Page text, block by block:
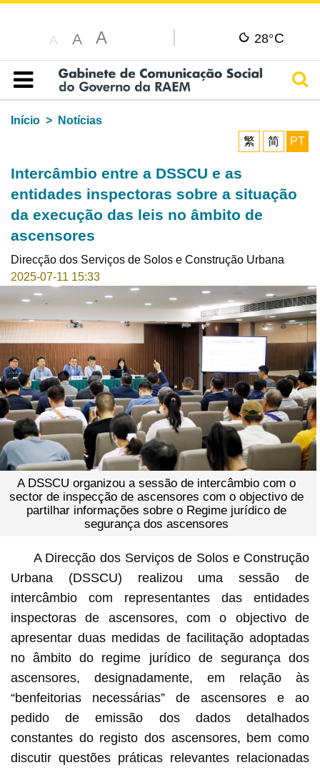
A A A 28°C
Índice
Início
Notícias
繁
简 PT
Intercâmbio entre a DSSCU e as
entidades inspectoras sobre a situação
da execução das leis no âmbito de
ascensores
Direcção dos Serviços de Solos e Construção Urbana
2025-07-11 15:33
A DSSCU organizou a sessão de intercâmbio com o
sector de inspecção de ascensores com o objectivo de
partilhar informações sobre o Regime jurídico de
segurança dos ascensores
A Direcção dos Serviços de Solos e Construção
Urbana (DSSCU) realizou uma sessão de
intercâmbio com representantes das entidades
inspectoras de ascensores, com o objectivo de
apresentar duas medidas de facilitação adoptadas
no âmbito do regime jurídico de segurança dos
ascensores, designadamente, em relação às
“benfeitorias necessárias” de ascensores e ao
pedido de emissão dos dados detalhados
constantes do registo dos ascensores, bem como
discutir questões práticas relevantes relacionadas